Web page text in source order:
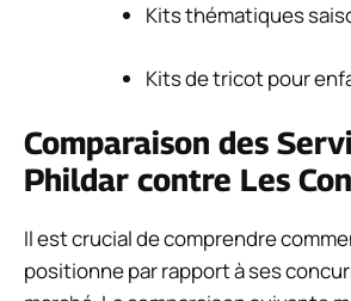
Kits thématiques
Kits de tricot pour
Comparaison des
Phildar contre Les
Il est crucial de comprendre
positionne par rapport à ses